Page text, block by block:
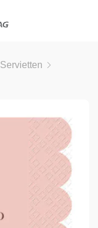
Servietten